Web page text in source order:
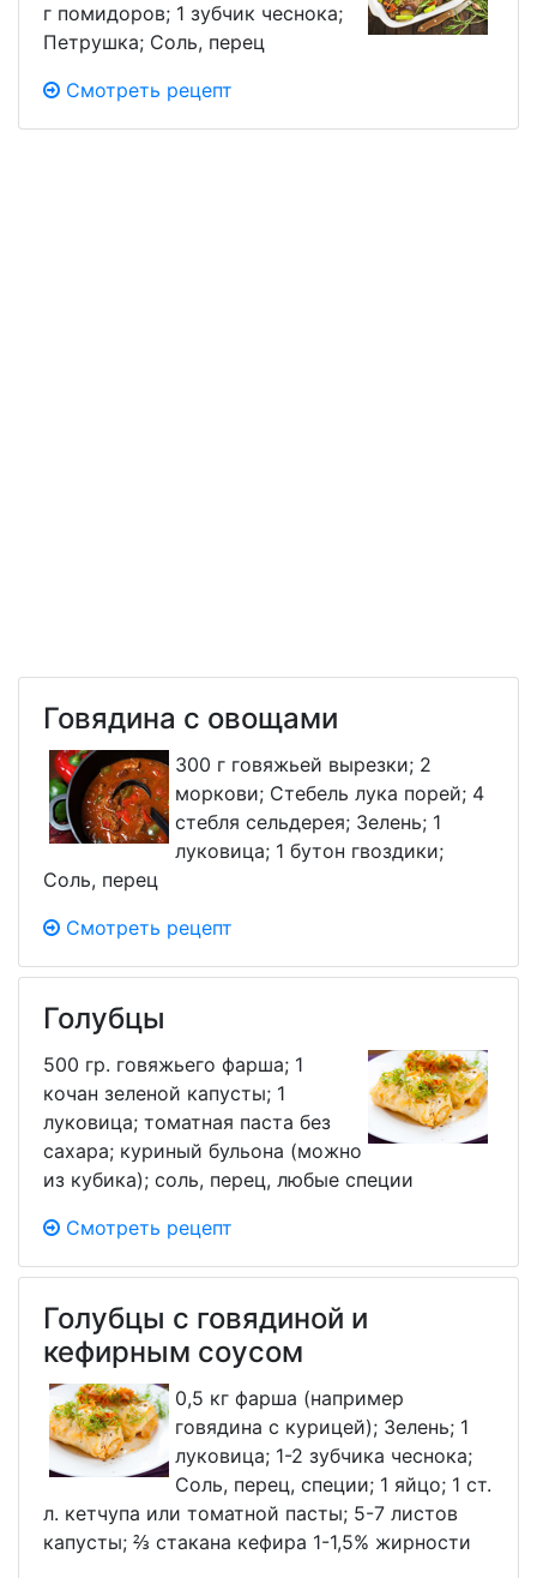
г помидоров; 1 зубчик чеснока;
Петрушка; Соль, перец
Смотреть рецепт
Говядина с овощами
300 г говяжьей вырезки; 2
моркови; Стебель лука порей; 4
стебля сельдерея; Зелень; 1
луковица; 1 бутон гвоздики;
Соль, перец
Смотреть рецепт
Голубцы
500 гр. говяжьего фарша; 1
кочан зеленой капусты; 1
луковица; томатная паста без
сахара; куриный бульона (можно
из кубика); соль, перец, любые специи
Смотреть рецепт
Голубцы с говядиной и
кефирным соусом
0,5 кг фарша (например
говядина с курицей); Зелень; 1
луковица; 1-2 зубчика чеснока;
Соль, перец, специи; 1 яйцо; 1 ст.
л. кетчупа или томатной пасты; 5-7 листов
капусты; ⅔ стакана кефира 1-1,5% жирности